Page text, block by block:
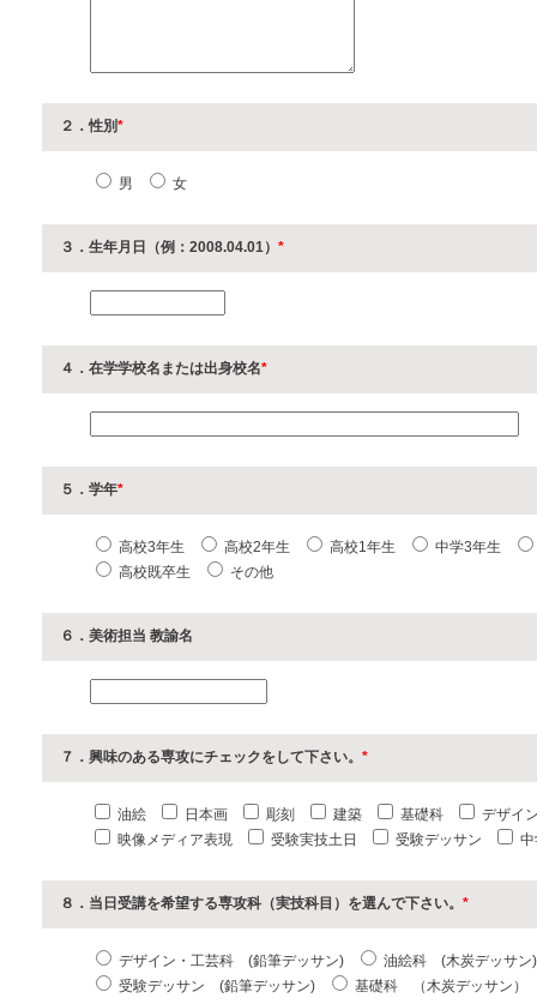
２．性別*
男 女
３．生年月日（例：2008.04.01） *
４．在学学校名または出身校名*
５．学年*
高校3年生 高校2年生 高校1年生
中学3年生
高校既卒生
その他
６．美術担当 教諭名
７．興味のある専攻にチェックをして下さい。 *
油絵 日本画 彫刻 建築 基礎科
デザイ
映像メディア表現
受験実技土日 受験デッサン
８．当日受講を希望する専攻科（実技科目）を選んで下さい。 *
デザイン・工芸科 (鉛筆デッサン)
油絵科 (木炭デッサン)
受験デッサン (鉛筆デッサン)
基礎科 （木炭デッサン）